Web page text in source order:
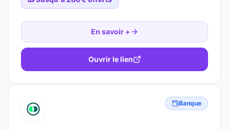
En savoir +
Ouvrir le lien
Banque